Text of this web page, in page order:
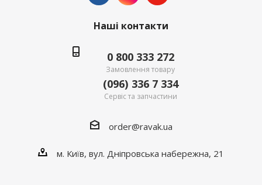
Наші контакти
0 800 333 272
Замовлення товару
(096) 336 7 334
Сервіс та запчастини
order@ravak.ua
м. Київ, вул. Дніпровська набережна, 21